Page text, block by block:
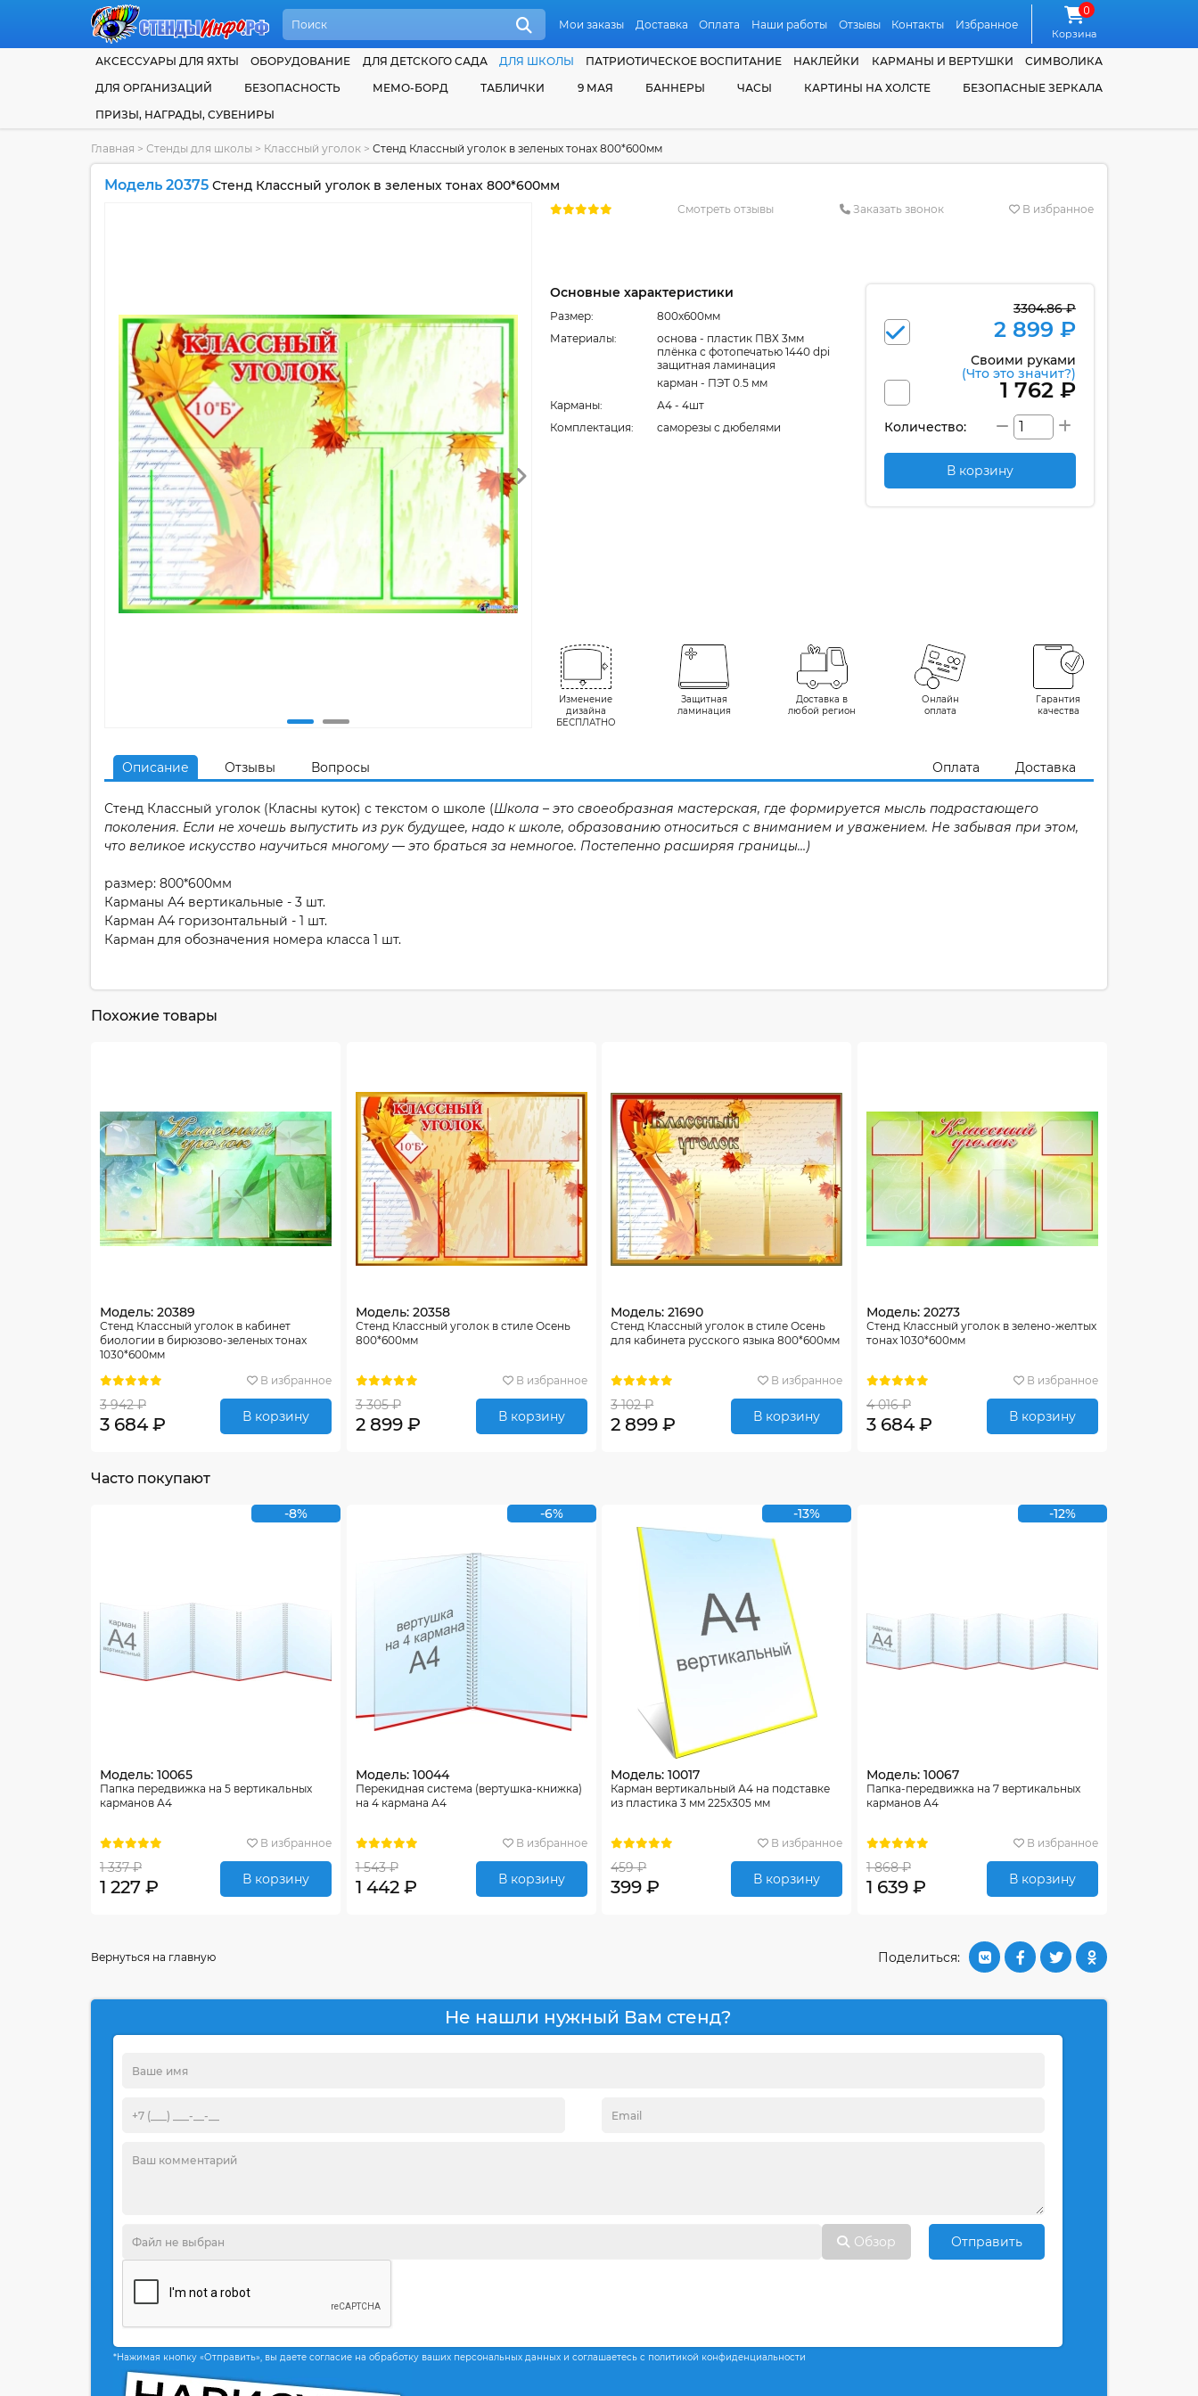
Мои заказы Доставка Оплата Наши работы Отзывы Контакты Избранное
0
Корзина
АКСЕССУАРЫ ДЛЯ ЯХТЫ ОБОРУДОВАНИЕ ДЛЯ ДЕТСКОГО САДА ДЛЯ ШКОЛЫ ПАТРИОТИЧЕСКОЕ ВОСПИТАНИЕ НАКЛЕЙКИ КАРМАНЫ И ВЕРТУШКИ
СИМВОЛИКА
ДЛЯ ОРГАНИЗАЦИЙ
БЕЗОПАСНОСТЬ МЕМО-БОРД ТАБЛИЧКИ 9 МАЯ БАННЕРЫ ЧАСЫ КАРТИНЫ НА ХОЛСТЕ
БЕЗОПАСНЫЕ ЗЕРКАЛА
ПРИЗЫ, НАГРАДЫ, СУВЕНИРЫ
Главная > Стенды для школы > Классный уголок > Стенд Классный уголок в зеленых тонах 800*600мм
Модель 20375 Стенд Классный уголок в зеленых тонах 800*600мм
Смотреть отзывы Заказать звонок В избранное
Основные характеристики
Размер:
800x600мм
Материалы:
основа - пластик ПВХ 3мм
плёнка с фотопечатью 1440 dpi
защитная ламинация
карман - ПЭТ 0.5 мм
Карманы:
А4 - 4шт
Комплектация:
cаморезы с дюбелями
3304.86 ₽
2 899 ₽
Своими руками
(Что это значит?)
1 762 ₽
Количество:
В корзину
Изменение
дизайна
БЕСПЛАТНО
Защитная
ламинация
Доставка в
любой регион
Онлайн
оплата
Гарантия
качества
Описание Отзывы Вопросы Оплата Доставка
Стенд Классный уголок (Класны куток) с текстом о школе (Школа – это своеобразная мастерская, где формируется мысль подрастающего
поколения. Если не хочешь выпустить из рук будущее, надо к школе, образованию относиться с вниманием и уважением. Не забывая при этом,
что великое искусство научиться многому — это браться за немногое. Постепенно расширяя границы…)
размер: 800*600мм
Карманы А4 вертикальные - 3 шт.
Карман А4 горизонтальный - 1 шт.
Карман для обозначения номера класса 1 шт.
Похожие товары
Модель: 20389
Стенд Классный уголок в кабинет
биологии в бирюзово-зеленых тонах
1030*600мм
В избранное
3 942 ₽
3 684 ₽ В корзину
Модель: 20358
Стенд Классный уголок в стиле Осень
800*600мм
В избранное
3 305 ₽
2 899 ₽ В корзину
Модель: 21690
Стенд Классный уголок в стиле Осень
для кабинета русского языка 800*600мм
В избранное
3 102 ₽
2 899 ₽ В корзину
Модель: 20273
Стенд Классный уголок в зелено-желтых
тонах 1030*600мм
В избранное
4 016 ₽
3 684 ₽ В корзину
Часто покупают
-8%
Модель: 10065
Папка передвижка на 5 вертикальных
карманов А4
В избранное
1 337 ₽
1 227 ₽ В корзину
-6%
Модель: 10044
Перекидная система (вертушка-книжка)
на 4 кармана А4
В избранное
1 543 ₽
1 442 ₽ В корзину
-13%
Модель: 10017
Карман вертикальный А4 на подставке
из пластика 3 мм 225х305 мм
В избранное
459 ₽
399 ₽ В корзину
-12%
Модель: 10067
Папка-передвижка на 7 вертикальных
карманов А4
В избранное
1 868 ₽
1 639 ₽ В корзину
Поделиться:
Вернуться на главную
Не нашли нужный Вам стенд?
Обзор Отправить
*Нажимая кнопку «Отправить», вы даете согласие на обработку ваших персональных данных и соглашаетесь с политикой конфиденциальности